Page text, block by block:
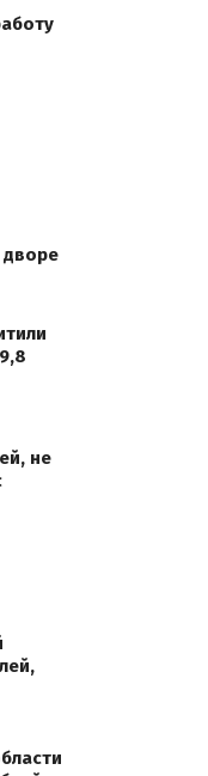
дворе
не